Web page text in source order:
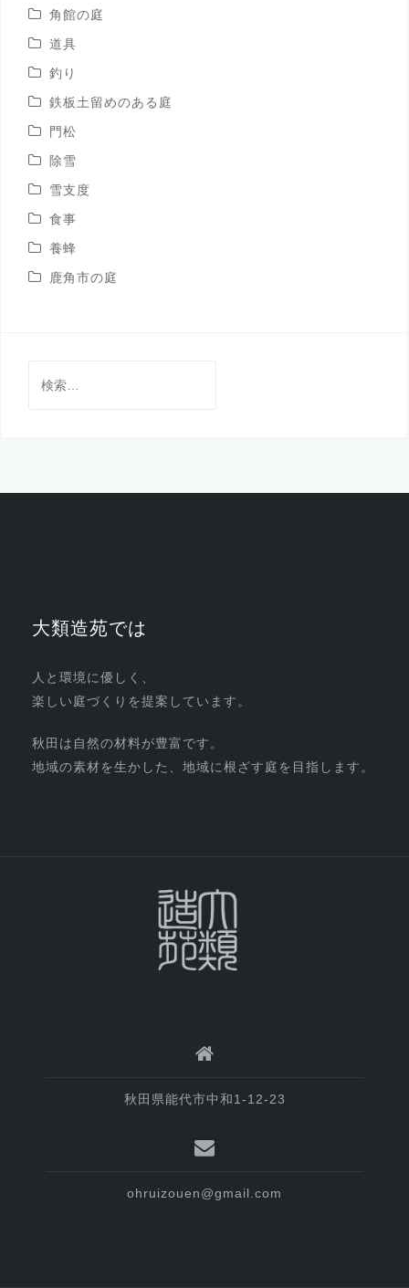
角館の庭
道具
釣り
鉄板土留めのある庭
門松
除雪
雪支度
食事
養蜂
鹿角市の庭
索:
大類造苑では
人と環境に優しく、
楽しい庭づくりを提案しています。
秋田は自然の材料が豊富です。
地域の素材を生かした、地域に根ざす庭を目指します。
秋田県能代市中和1-12-23
ohruizouen@gmail.com